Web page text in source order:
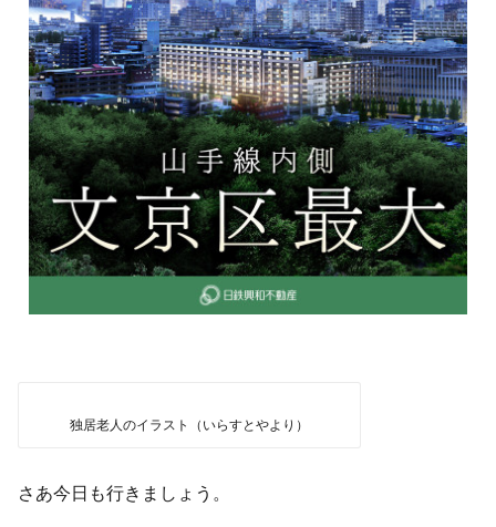
独居老人のイラスト（いらすとやより）
さあ今日も行きましょう。